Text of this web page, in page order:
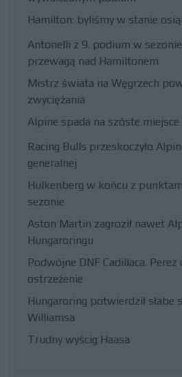
Hamilton: byliśmy w stanie
Antonelli z 9. podium w
przewagą nad Hamiltonem
Mistrz świata na Węgrzech
zwyciężania
Alpine spada na szóste
Racing Bulls przeskoczyło
generalnej
Hulkenberg w końcu z
sezonie
Aston Martin zagroził nawet
Hungaroringu
Podwójne DNF Cadillaca.
ostrzeżenie
Hungaroring potwierdził słabe
Williamsa
Trudny wyścig Haasa